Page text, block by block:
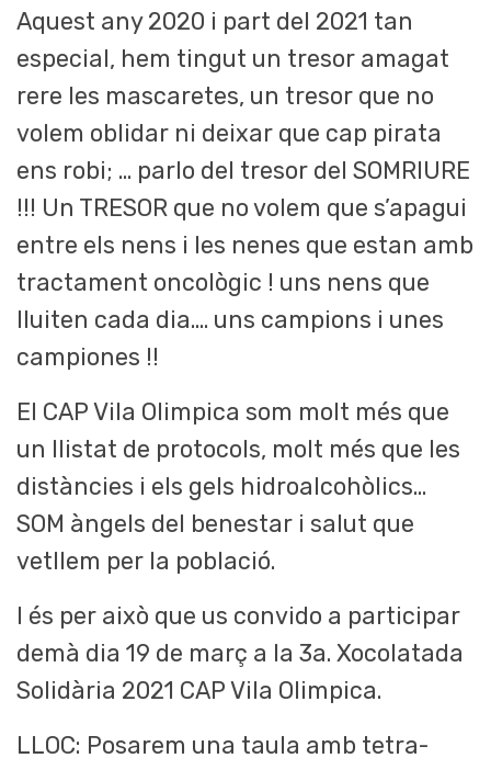
Aquest any 2020 i part del 2021 tan
especial, hem tingut un tresor amagat
rere les mascaretes, un tresor que no
volem oblidar ni deixar que cap pirata
ens robi; … parlo del tresor del SOMRIURE
!!! Un TRESOR que no volem que s’apagui
entre els nens i les nenes que estan amb
tractament oncològic ! uns nens que
lluiten cada dia…. uns campions i unes
campiones !!
El CAP Vila Olimpica som molt més que
un llistat de protocols, molt més que les
distàncies i els gels hidroalcohòlics…
SOM àngels del benestar i salut que
vetllem per la població.
I és per això que us convido a participar
demà dia 19 de març a la 3a. Xocolatada
Solidària 2021 CAP Vila Olimpica.
LLOC: Posarem una taula amb tetra-